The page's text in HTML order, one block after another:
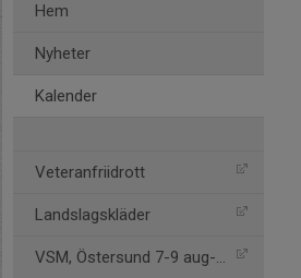
Hem
Nyheter
Kalender
Veteranfriidrott
Landslagskläder
VSM, Östersund 7-9 aug-26